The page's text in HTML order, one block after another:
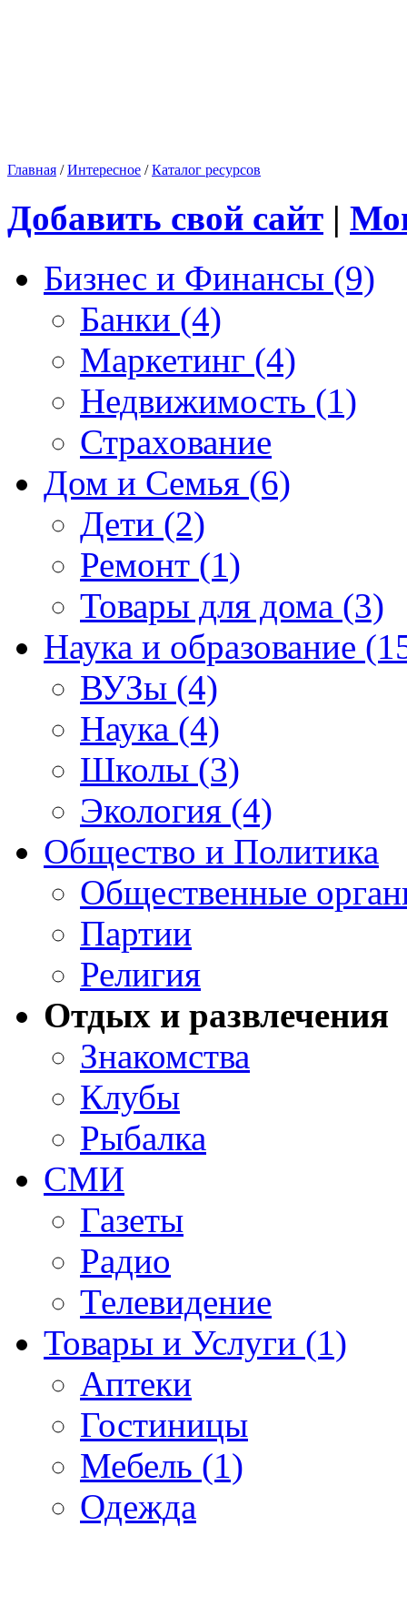
Главная /Интересное /Каталог ресурсов
Добавить свой сайт |
Бизнес и Финансы (9)
Банки (4)
Маркетинг (4)
Недвижимость (1)
Страхование
Дом и Семья (6)
Дети (2)
Ремонт (1)
Товары для дома (3)
Наука и образование
ВУЗы (4)
Наука (4)
Школы (3)
Экология (4)
Общество и Политика
Общественные
Партии
Религия
Отдых и развлечения
Знакомства
Клубы
Рыбалка
СМИ
Газеты
Радио
Телевидение
Товары и Услуги (1)
Аптеки
Гостиницы
Мебель (1)
Одежда